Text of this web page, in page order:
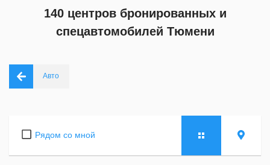
140 центров бронированных и
спецавтомобилей Тюмени
Авто
Рядом со мной